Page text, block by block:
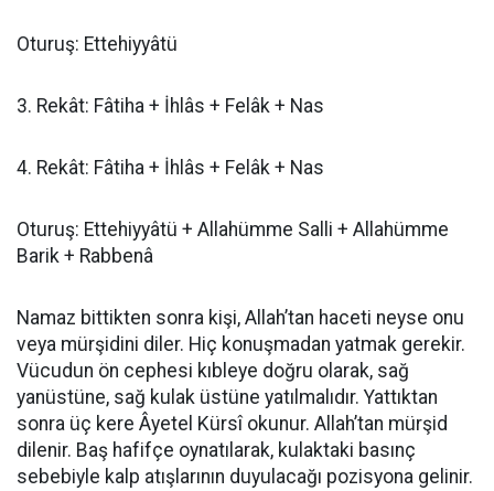
Oturuş: Ettehiyyâtü
3. Rekât: Fâtiha + İhlâs + Felâk + Nas
4. Rekât: Fâtiha + İhlâs + Felâk + Nas
Oturuş: Ettehiyyâtü + Allahümme Salli + Allahümme
Barik + Rabbenâ
Namaz bittikten sonra kişi, Allah’tan haceti neyse onu
veya mürşidini diler. Hiç konuşmadan yatmak gerekir.
Vücudun ön cephesi kıbleye doğru olarak, sağ
yanüstüne, sağ kulak üstüne yatılmalıdır. Yattıktan
sonra üç kere Âyetel Kürsî okunur. Allah’tan mürşid
dilenir. Baş hafifçe oynatılarak, kulaktaki basınç
sebebiyle kalp atışlarının duyulacağı pozisyona gelinir.